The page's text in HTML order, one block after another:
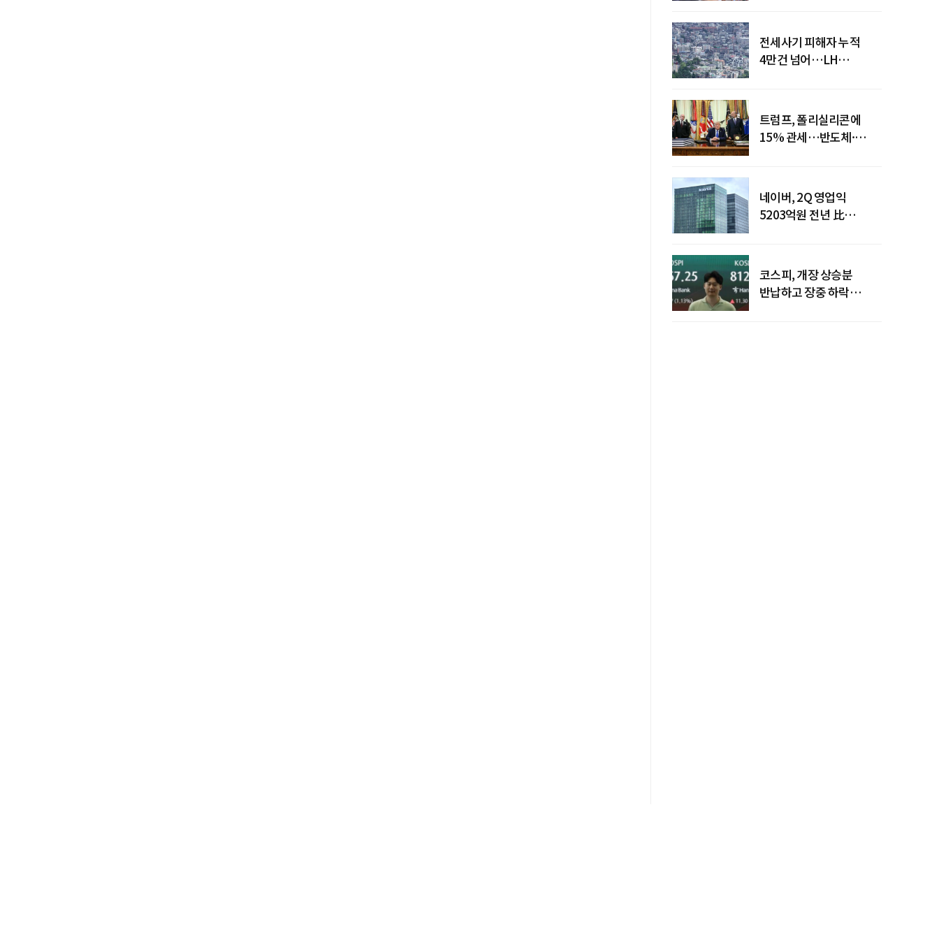
전세사기 피해자 누적
4만건 넘어…LH
트럼프, 폴리실리콘에
15% 관세…반도체·
네이버, 2Q 영업익
5203억원 전년 比
코스피, 개장 상승분
반납하고 장중 하락